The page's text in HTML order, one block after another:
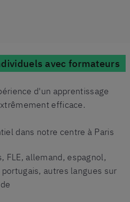
avec formateurs
d'un apprentissage
efficace.
dans notre centre à Paris
FLE, allemand, espagnol,
autres langues sur